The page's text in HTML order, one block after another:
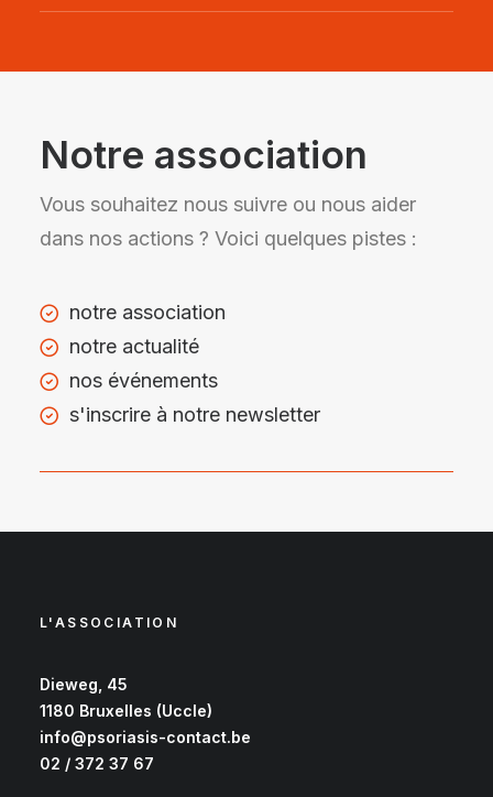
Notre association
Vous souhaitez nous suivre ou nous aider
dans nos actions ? Voici quelques pistes :
notre association
notre actualité
nos événements
s'inscrire à notre newsletter
L'ASSOCIATION
Dieweg, 45
1180 Bruxelles (Uccle)
info@psoriasis-contact.be
02 / 372 37 67